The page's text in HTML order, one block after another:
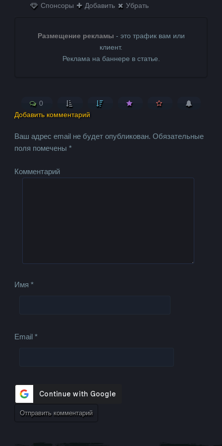
Спонсоры Добавить Убрать
Размещение рекламы - это трафик вам или
клиент.
Реклама на баннере в статье.
0
Добавить комментарий
Ваш адрес email не будет опубликован. Обязательные
поля помечены*
Комментарий
Имя*
Email*